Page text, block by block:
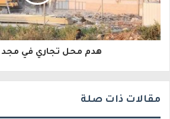
ر
ن
هدم محل تجاري في مجد
مقالات ذات صلة